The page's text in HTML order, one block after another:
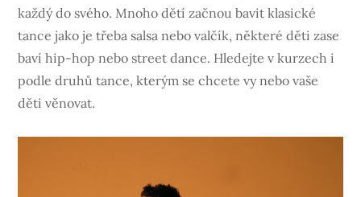
každý do svého. Mnoho dětí začnou bavit klasické
tance jako je třeba salsa nebo valčík, některé děti zase
baví hip-hop nebo street dance. Hledejte v kurzech i
podle druhů tance, kterým se chcete vy nebo vaše
děti věnovat.